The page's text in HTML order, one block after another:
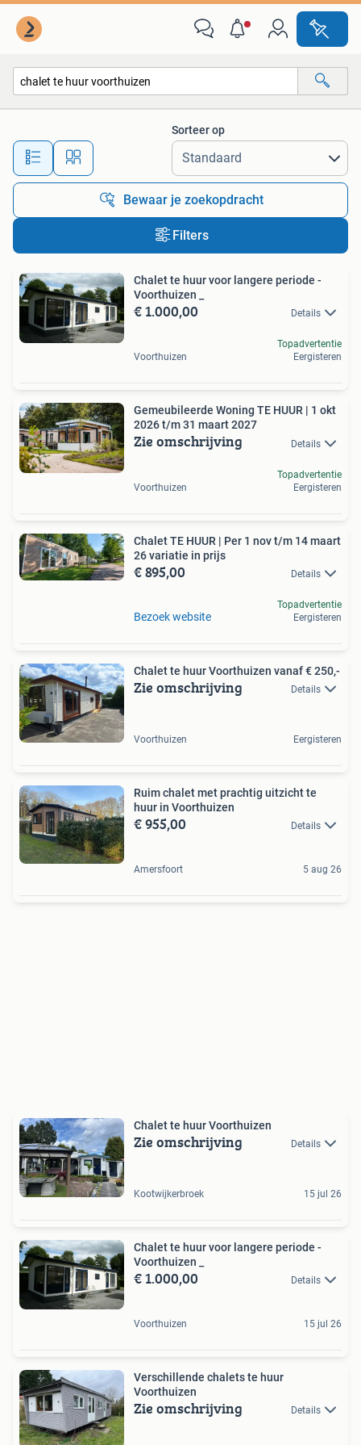
Alle afstanden…
Sorteer op
Bewaar je zoekopdracht
Filters
Chalet te huur voor langere periode -
Voorthuizen _
€ 1.000,00 Details
Voorthuizen
Topadvertentie
Eergisteren
Gemeubileerde Woning TE HUUR | 1 okt
2026 t/m 31 maart 2027
Zie omschrijving Details
Voorthuizen
Topadvertentie
Eergisteren
Chalet TE HUUR | Per 1 nov t/m 14 maart
26 variatie in prijs
€ 895,00 Details
Bezoek website
Topadvertentie
Eergisteren
Chalet te huur Voorthuizen vanaf € 250,-
Zie omschrijving Details
Voorthuizen Eergisteren
Ruim chalet met prachtig uitzicht te
huur in Voorthuizen
€ 955,00 Details
Amersfoort 5 aug 26
Chalet te huur Voorthuizen
Zie omschrijving Details
Kootwijkerbroek 15 jul 26
Chalet te huur voor langere periode -
Voorthuizen _
€ 1.000,00 Details
Voorthuizen 15 jul 26
Verschillende chalets te huur
Voorthuizen
Zie omschrijving Details